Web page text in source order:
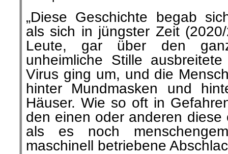
„Diese Geschichte begab
als sich in jüngster Zeit
Leute, gar über den
unheimliche Stille
Virus ging um, und die
hinter Mundmasken und
Häuser. Wie so oft in
den einen oder anderen diese
als es noch
maschinell betriebene